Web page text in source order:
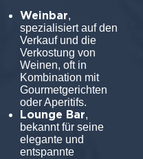
Weinbar,
spezialisiert auf den
Verkauf und die
Verkostung von
Weinen, oft in
Kombination mit
Gourmetgerichten
oder Aperitifs.
Lounge Bar,
bekannt für seine
elegante und
entspannte